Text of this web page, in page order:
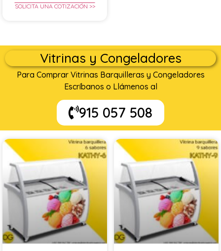
SOLICITA UNA COTIZACIÓN >>
Vitrinas y Congeladores
Para Comprar Vitrinas Barquilleras y Congeladores
Escríbanos o Llámenos al
915 057 508